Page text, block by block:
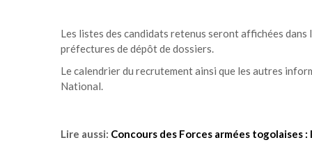
Les listes des candidats retenus seront affichées
préfectures de dépôt de dossiers.
Le calendrier du recrutement ainsi que les autres
National.
Lire aussi: Concours des Forces armées togolaises :